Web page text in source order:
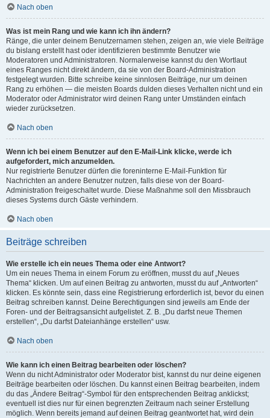
Nach oben
Was ist mein Rang und wie kann ich ihn ändern?
Ränge, die unter deinem Benutzernamen stehen, zeigen an, wie viele Beiträge
du bislang erstellt hast oder identifizieren bestimmte Benutzer wie
Moderatoren und Administratoren. Normalerweise kannst du den Wortlaut
eines Ranges nicht direkt ändern, da sie von der Board-Administration
festgelegt wurden. Bitte schreibe keine sinnlosen Beiträge, nur um deinen
Rang zu erhöhen — die meisten Boards dulden dieses Verhalten nicht und ein
Moderator oder Administrator wird deinen Rang unter Umständen einfach
wieder zurücksetzen.
Nach oben
Wenn ich bei einem Benutzer auf den E-Mail-Link klicke, werde ich
aufgefordert, mich anzumelden.
Nur registrierte Benutzer dürfen die foreninterne E-Mail-Funktion für
Nachrichten an andere Benutzer nutzen, falls diese von der Board-
Administration freigeschaltet wurde. Diese Maßnahme soll den Missbrauch
dieses Systems durch Gäste verhindern.
Nach oben
Beiträge schreiben
Wie erstelle ich ein neues Thema oder eine Antwort?
Um ein neues Thema in einem Forum zu eröffnen, musst du auf „Neues
Thema“ klicken. Um auf einen Beitrag zu antworten, musst du auf „Antworten“
klicken. Es könnte sein, dass eine Registrierung erforderlich ist, bevor du einen
Beitrag schreiben kannst. Deine Berechtigungen sind jeweils am Ende der
Foren- und der Beitragsansicht aufgelistet. Z. B. „Du darfst neue Themen
erstellen“, „Du darfst Dateianhänge erstellen“ usw.
Nach oben
Wie kann ich einen Beitrag bearbeiten oder löschen?
Wenn du nicht Administrator oder Moderator bist, kannst du nur deine eigenen
Beiträge bearbeiten oder löschen. Du kannst einen Beitrag bearbeiten, indem
du das „Ändere Beitrag“-Symbol für den entsprechenden Beitrag anklickst;
eventuell ist dies nur für einen begrenzten Zeitraum nach seiner Erstellung
möglich. Wenn bereits jemand auf deinen Beitrag geantwortet hat, wird dein